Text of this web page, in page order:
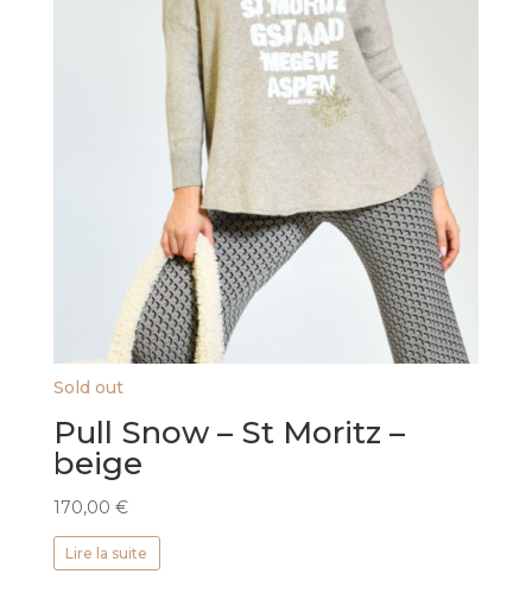
Sold out
Pull Snow – St Moritz –
beige
170,00 €
Lire la suite